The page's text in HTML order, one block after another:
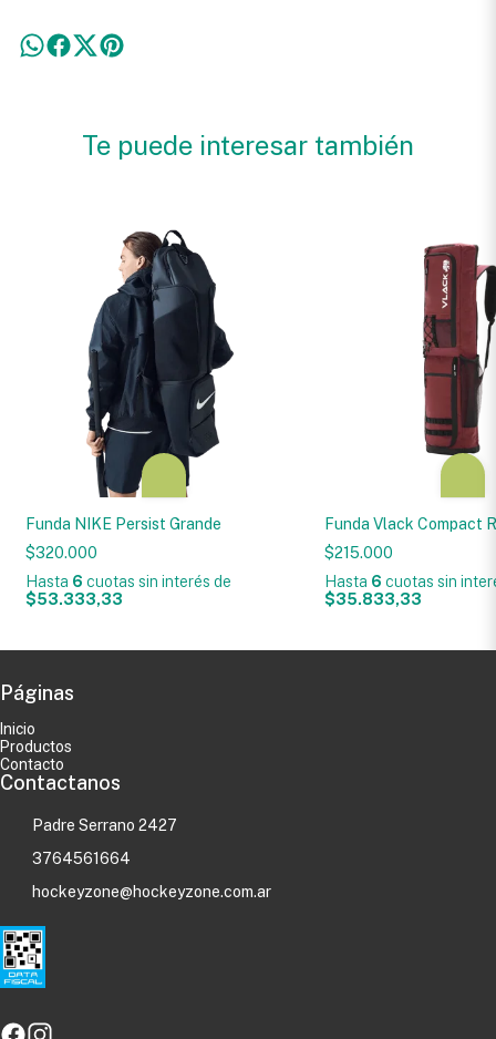
Te puede interesar también
Funda NIKE Persist Grande
$320.000
Hasta 6 cuotas sin interés de
$53.333,33
Funda Vlack Compact
$215.000
Hasta 6 cuotas sin
$35.833,33
Páginas
Inicio
Productos
Contacto
Contactanos
Padre Serrano 2427
3764561664
hockeyzone@hockeyzone.com.ar